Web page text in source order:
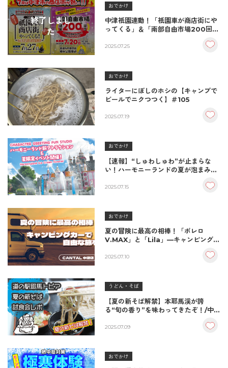
終了しまし
た
おでかけ
中津祇園連動！「祇園車が商店街にや
ってくる」＆「南部自由市場200回記
2025.07.25
おでかけ
ライターにぼしのホシの【キャンプで
ビールでニクつつく】＃105
2025.07.19
おでかけ
【速報】“しゅわしゅわ”が止まらな
い！ハーモニーランドの夏が泡まみれ
場！
2025.07.15
おでかけ
夏の冒険に最高の相棒！「ボレロ
V.MAX」と「Lila」—キャンピングカ
2025.07.10
うどん・そば
【夏の新そば解禁】本耶馬渓が誇
る“旬の香り”を味わってきたぞ！/中津
2025.07.09
おでかけ